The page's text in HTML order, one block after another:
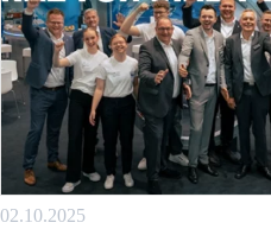
02.10.2025